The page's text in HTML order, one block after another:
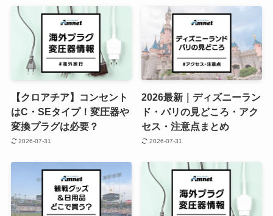
【クロアチア】コンセント
はC・SEタイプ！変圧器や
変換プラグは必要？
2026-07-31
2026最新｜ディズニーラン
ド・パリの見どころ・アク
セス・注意点まとめ
2026-07-31